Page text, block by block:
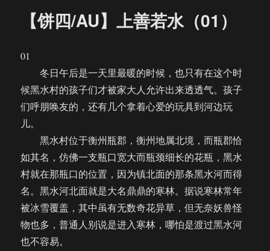
善
若
【饼四/AU】上善若水（01）
01
冬日午后是一天里最暖的时候，也只有在这个时
候黑水村的孩子们才被家大人允许出来透透气。孩子
们呼朋唤友的，还有几个拿着心爱的玩具到河边玩
儿。
黑水村位于衡州瓶郡，衡州地属北境，而瓶郡恰
如其名，仿佛一支瓶口宽大而瓶颈细长的花瓶，黑水
村就在那瓶口的位置，因为镇北面的那条黑水河而得
名。黑水河北面就是大名鼎鼎的寒林。据说寒林常年
被冰雪覆盖，其中虽有无数奇花异草，但无奈妖兽怪
物也多，普通人别说是进入寒林，哪怕是渡过黑水河
也不容易。